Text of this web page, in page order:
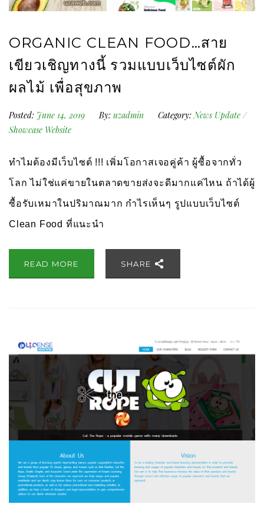
ORGANIC CLEAN FOOD…สาย
เขียวเชิญทางนี้ รวมแบบเว็บไซต์ผัก
ผลไม้ เพื่อสุขภาพ
Posted: June 14, 2019 By: uzadmin Category: News Update/
Showcase Website
ทำไมต้องมีเว็บไซต์ !!! เพิ่มโอกาสเจอคู่ค้า ผู้ซื้อจากทั่ว
โลก ไม่ใช่แค่ขายในตลาดขายส่งจะดีมากแค่ไหน ถ้าได้ผู้
ซื้อรับเหมาในปริมาณมาก กำไรเห็นๆ รูปแบบเว็บไซต์
Clean Food ที่แนะนำ
READ MORE SHARE